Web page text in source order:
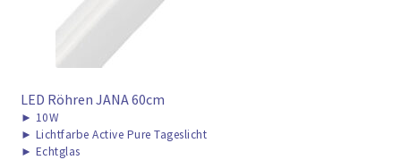
LED Röhren JANA 60cm
► 10W
► Lichtfarbe Active Pure Tageslicht
► Echtglas